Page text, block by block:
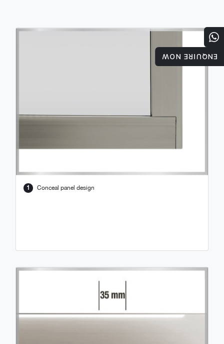
1 Conceal panel design
ENQUIRE NOW